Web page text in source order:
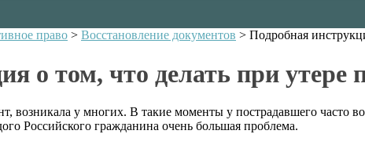
право > Восстановление документов > Подробная
о том, что делать при утере
возникала у многих. В такие моменты у пострадавшего часто
Российского гражданина очень большая проблема.